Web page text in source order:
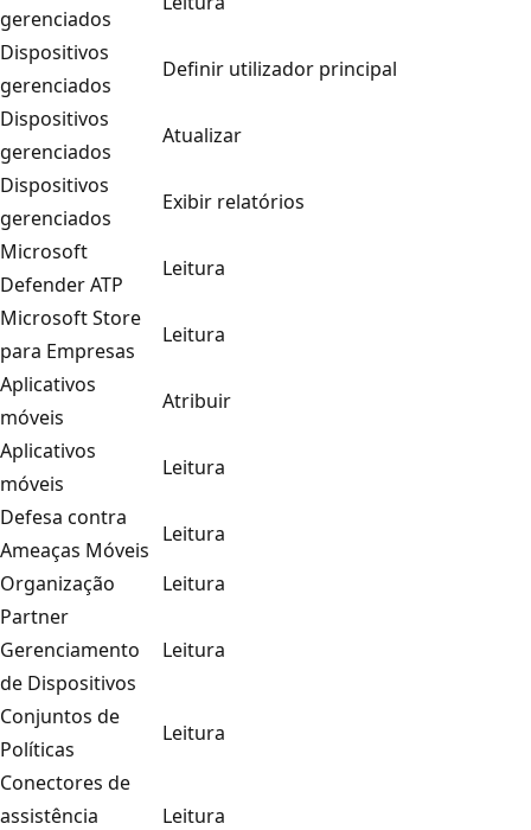
gerenciados
Dispositivos
gerenciados
Definir utilizador principal
Dispositivos
gerenciados
Atualizar
Dispositivos
gerenciados
Exibir relatórios
Microsoft
Defender ATP
Leitura
Microsoft Store
para Empresas
Leitura
Aplicativos
móveis
Atribuir
Aplicativos
móveis
Leitura
Defesa contra
Ameaças Móveis
Leitura
Organização
Leitura
Partner
Gerenciamento
de Dispositivos
Leitura
Conjuntos de
Políticas
Leitura
Conectores de
assistência
Leitura